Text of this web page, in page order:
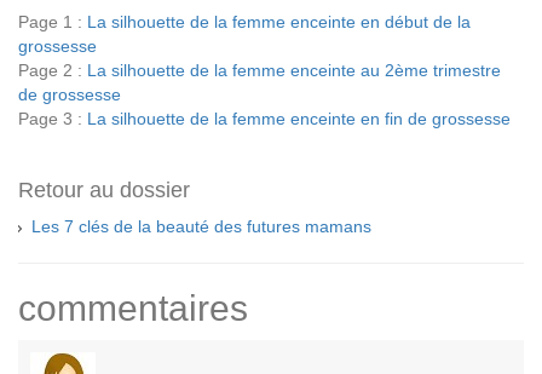
Page 1 : La silhouette de la femme enceinte en début de la
grossesse
Page 2 : La silhouette de la femme enceinte au 2ème trimestre
de grossesse
Page 3 : La silhouette de la femme enceinte en fin de grossesse
Retour au dossier
Les 7 clés de la beauté des futures mamans
commentaires